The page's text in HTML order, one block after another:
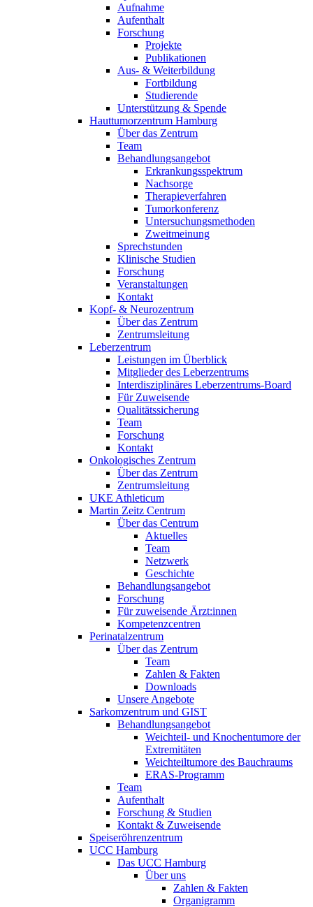
Aufnahme
Aufenthalt
Forschung
Projekte
Publikationen
Aus- & Weiterbildung
Fortbildung
Studierende
Unterstützung & Spende
Hauttumorzentrum Hamburg
Über das Zentrum
Team
Behandlungsangebot
Erkrankungsspektrum
Nachsorge
Therapieverfahren
Tumorkonferenz
Untersuchungsmethoden
Zweitmeinung
Sprechstunden
Klinische Studien
Forschung
Veranstaltungen
Kontakt
Kopf- & Neurozentrum
Über das Zentrum
Zentrumsleitung
Leberzentrum
Leistungen im Überblick
Mitglieder des Leberzentrums
Interdisziplinäres Leberzentrums-Board
Für Zuweisende
Qualitätssicherung
Team
Forschung
Kontakt
Onkologisches Zentrum
Über das Zentrum
Zentrumsleitung
UKE Athleticum
Martin Zeitz Centrum
Über das Centrum
Aktuelles
Team
Netzwerk
Geschichte
Behandlungsangebot
Forschung
Für zuweisende Ärzt:innen
Kompetenzcentren
Perinatalzentrum
Über das Zentrum
Team
Zahlen & Fakten
Downloads
Unsere Angebote
Sarkomzentrum und GIST
Behandlungsangebot
Weichteil- und Knochentumore der
Extremitäten
Weichteiltumore des Bauchraums
ERAS-Programm
Team
Aufenthalt
Forschung & Studien
Kontakt & Zuweisende
Speiseröhrenzentrum
UCC Hamburg
Das UCC Hamburg
Über uns
Zahlen & Fakten
Organigramm